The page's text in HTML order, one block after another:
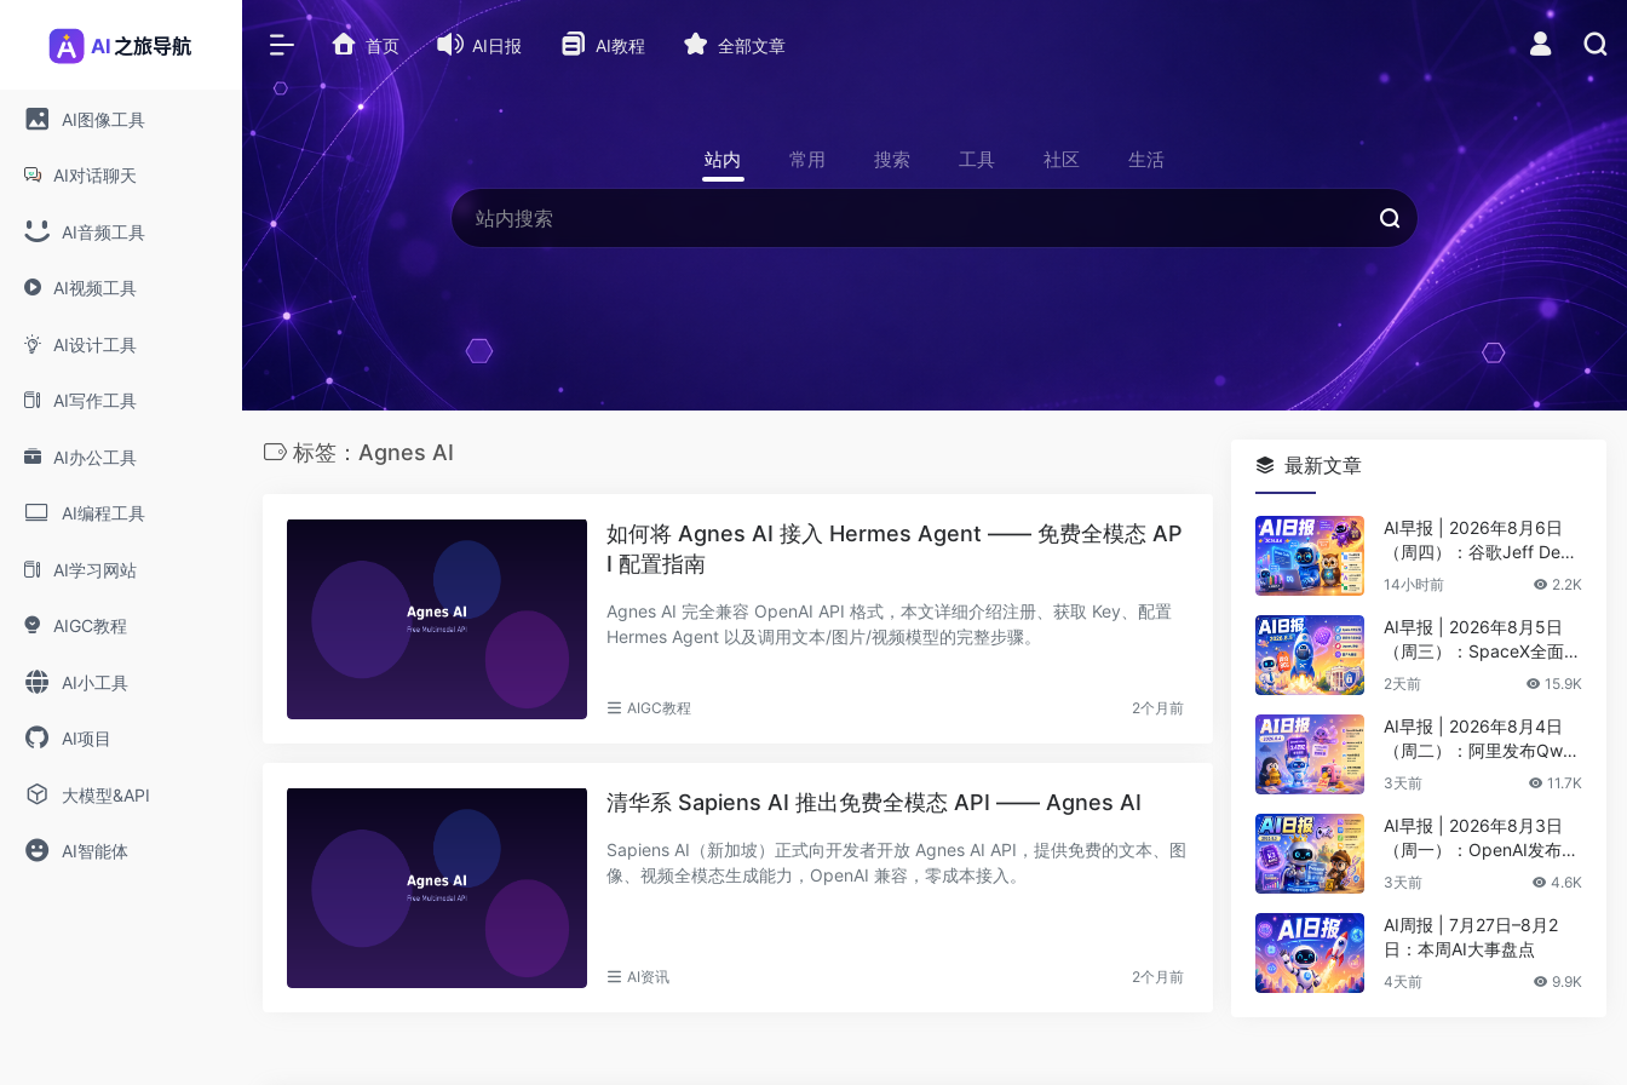
AI图像工具
AI对话聊天
AI音频工具
AI视频工具
AI设计工具
AI写作工具
AI办公工具
AI编程工具
AI学习网站
AIGC教程
AI小工具
AI项目
大模型&API
AI智能体
首页 AI日报 AI教程 全部文章
站内 常用 搜索 工具 社区 生活
标签：Agnes AI
如何将 Agnes AI 接入 Hermes Agent —— 免费全模态 AP
I 配置指南
Agnes AI 完全兼容 OpenAI API 格式，本文详细介绍注册、获取 Key、配置
Hermes Agent 以及调用文本/图片/视频模型的完整步骤。
AIGC教程 2个月前
清华系 Sapiens AI 推出免费全模态 API —— Agnes AI
Sapiens AI（新加坡）正式向开发者开放 Agnes AI API，提供免费的文本、图
像、视频全模态生成能力，OpenAI 兼容，零成本接入。
AI资讯 2个月前
最新文章
AI早报 | 2026年8月6日
（周四）：谷歌Jeff Dean
创办AI科学公司、Meta发
14小时前 2.2K
AI早报 | 2026年8月5日
（周三）：SpaceX全面押
注英伟达布局太空AI、四
2天前 15.9K
AI早报 | 2026年8月4日
（周二）：阿里发布Qwen
3.8-Max旗舰模型、MiniM
3天前 11.7K
AI早报 | 2026年8月3日
（周一）：OpenAI发布Pr
esence、DNA证据被曝可
一句话生成3D游戏
3天前 4.6K
AI周报 | 7月27日–8月2
日：本周AI大事盘点
4天前 9.9K